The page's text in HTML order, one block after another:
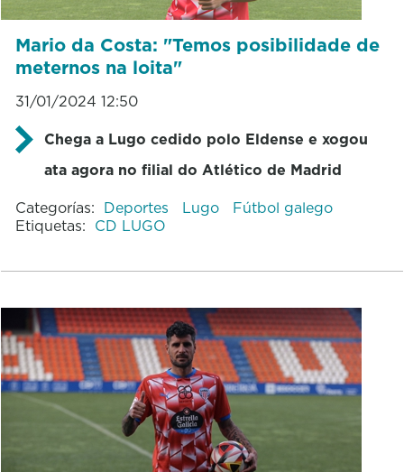
Mario da Costa: "Temos posibilidade de
meternos na loita"
31/01/2024 12:50
Chega a Lugo cedido polo Eldense e xogou
ata agora no filial do Atlético de Madrid
Categorías: Deportes Lugo
Fútbol galego
Etiquetas: CD LUGO